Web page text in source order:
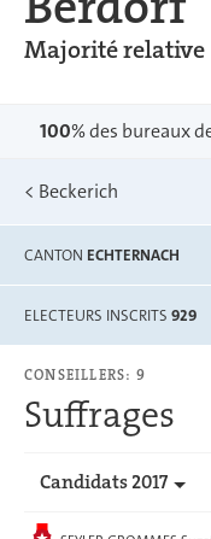
Majorité relative
100% des bureaux
< Beckerich
CANTON ECHTERNACH
ELECTEURS INSCRITS 929
CONSEILLERS: 9
Suffrages
Candidats 2017
Elu